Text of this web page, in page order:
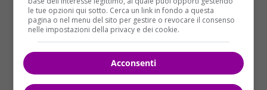
consumata l’aggressione mortale,l’insegna del
locale Mirò Music Club: luogo in cui cominciò la lite
per poi concludersi tragicamente all’esterno. Che sia
stata tolta da qualcuno o dagli stessi ex titolari al
momento non è dato saperlo. Certamente i mesi
passano ma il dolore resta, specialmente per i
le tue opzioni qui sotto. Cerca un link in fondo a questa
pagina o nel menu del sito per gestire o revocare il consenso
nelle impostazioni della privacy e dei cookie.
Acconsenti